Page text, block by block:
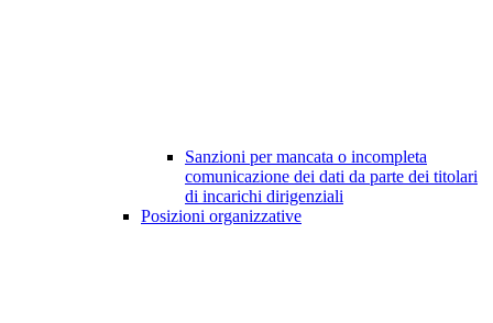
Sanzioni per mancata o incompleta
comunicazione dei dati da parte dei titolari
di incarichi dirigenziali
Posizioni organizzative